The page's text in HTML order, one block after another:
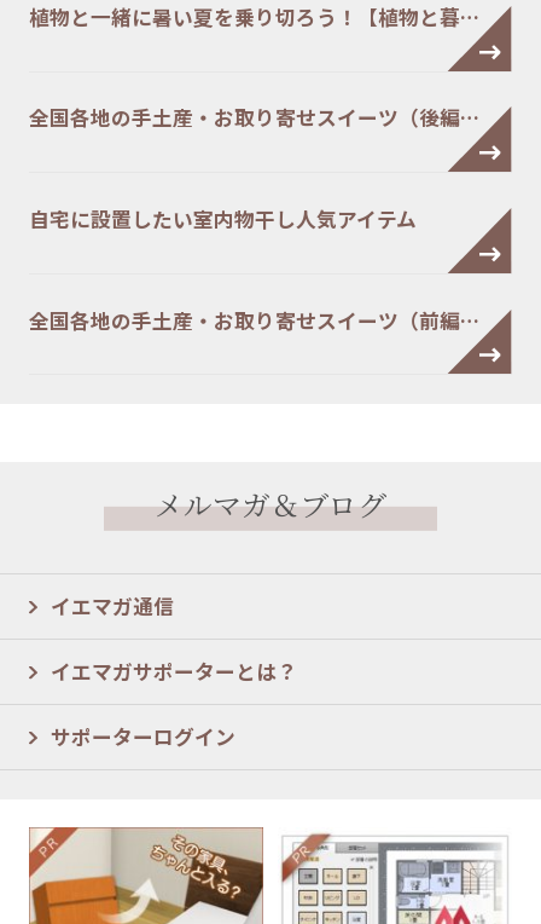
植物と一緒に暑い夏を乗り切ろう！【植物と暮…
全国各地の手土産・お取り寄せスイーツ（後編…
自宅に設置したい室内物干し人気アイテム
全国各地の手土産・お取り寄せスイーツ（前編…
メルマガ＆ブログ
イエマガ通信
イエマガサポーターとは？
サポーターログイン